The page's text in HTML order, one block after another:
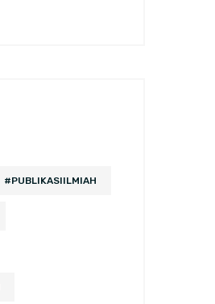
#PUBLIKASIILMIAH